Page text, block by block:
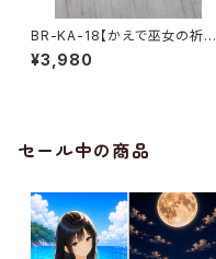
BR-KA-18【かえで巫女の祈願
ブレスレット】アマゾナイト × カ
ラージェード × 水晶（17〜18c
¥3,980
セール中の商品